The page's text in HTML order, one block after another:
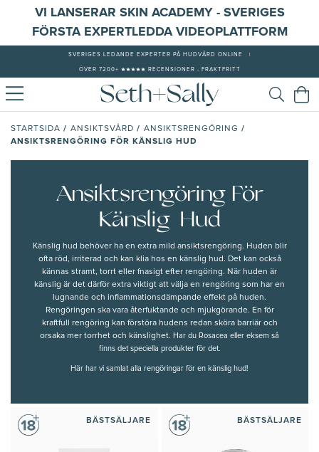
VI LANSERAR SKIN ACADEMY - SVERIGES
FÖRSTA EXPERTLEDDA VIDEOPLATTFORM
SVERIGES LEDANDE EXPERTER PÅ HUDVÅRD ONLINE
ÖVER 7200+ ★★★★★ RECENSIONER - FRAKTFRITT
STARTSIDA / ANSIKTSVÅRD / ANSIKTSRENGÖRING /
ANSIKTSRENGÖRING FÖR KÄNSLIG HUD
Ansiktsrengöring För
Känslig Hud
Känslig hud behöver ha en extra mild ansiktsrengöring. Huden blir
ofta röd, irriterad och kan klia hos en känslig hud. Det kan också
kännas stramt, torrt eller fnasigt efter rengöring. När huden är
känslig är det därför extra viktigt att välja en rengöring som har en
lugnande och inflammationsdämpande effekt på huden.
Rengöringen ska vara återfuktande och mjukgörande. En för
kraftfull rengöring kan förstöra hudens redan sköra barriär och
orsaka mer torrhet och känslighet. Har du Rosacea eller eksem så
finns det speciella produkter för det.
Här har vi samlat alla rengöringar för en känslig hud!
BÄSTSÄLJARE BÄSTSÄLJARE